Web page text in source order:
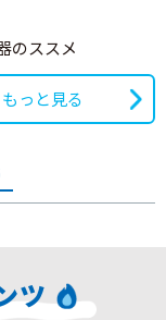
のススメ
もっと見る
ツ